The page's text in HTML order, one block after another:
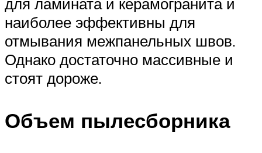
наиболее эффективны для
отмывания межпанельных швов.
Однако достаточно массивные и
стоят дороже.
Объем пылесборника